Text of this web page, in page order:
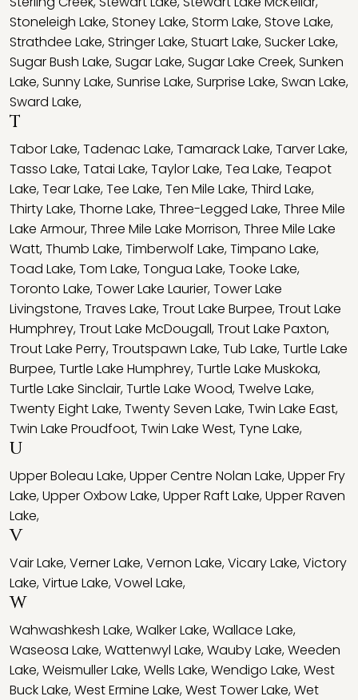
Stoneleigh Lake,Stoney Lake,Storm Lake,Stove Lake,
Strathdee Lake,Stringer Lake,Stuart Lake,Sucker Lake,
Sugar Bush Lake,Sugar Lake,Sugar Lake Creek,Sunken
Lake,Sunny Lake,Sunrise Lake,Surprise Lake,Swan Lake,
Sward Lake,
T
Tabor Lake,Tadenac Lake,Tamarack Lake,Tarver Lake,
Tasso Lake,Tatai Lake,Taylor Lake,Tea Lake,Teapot
Lake,Tear Lake,Tee Lake,Ten Mile Lake,Third Lake,
Thirty Lake,Thorne Lake,Three-Legged Lake,Three Mile
Lake Armour,Three Mile Lake Morrison,Three Mile Lake
Watt,Thumb Lake,Timberwolf Lake,Timpano Lake,
Toad Lake,Tom Lake,Tongua Lake,Tooke Lake,
Toronto Lake,Tower Lake Laurier,Tower Lake
Livingstone,Traves Lake,Trout Lake Burpee,Trout Lake
Humphrey,Trout Lake McDougall,Trout Lake Paxton,
Trout Lake Perry,Troutspawn Lake,Tub Lake,Turtle Lake
Burpee,Turtle Lake Humphrey,Turtle Lake Muskoka,
Turtle Lake Sinclair,Turtle Lake Wood,Twelve Lake,
Twenty Eight Lake,Twenty Seven Lake,Twin Lake East,
Twin Lake Proudfoot,Twin Lake West,Tyne Lake,
U
Upper Boleau Lake,Upper Centre Nolan Lake,Upper Fry
Lake,Upper Oxbow Lake,Upper Raft Lake,Upper Raven
Lake,
V
Vair Lake,Verner Lake,Vernon Lake,Vicary Lake,Victory
Lake,Virtue Lake,Vowel Lake,
W
Wahwashkesh Lake,Walker Lake,Wallace Lake,
Waseosa Lake,Wattenwyl Lake,Wauby Lake,Weeden
Lake,Weismuller Lake,Wells Lake,Wendigo Lake,West
Buck Lake,West Ermine Lake,West Tower Lake,Wet